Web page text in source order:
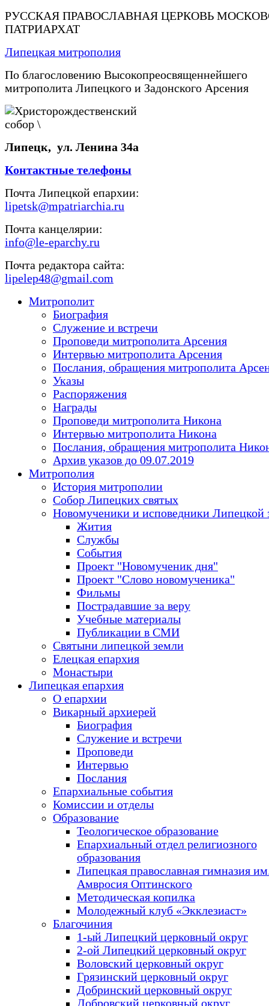
РУССКАЯ ПРАВОСЛАВНАЯ ЦЕРКОВЬ
ПАТРИАРХАТ
Липецкая митрополия
По благословению Высокопреосвященнейшего
митрополита Липецкого и Задонского Арсения
Липецк, ул. Ленина 34а
Контактные телефоны
Почта Липецкой епархии:
lipetsk@mpatriarchia.ru
Почта канцелярии:
info@le-eparchy.ru
Почта редактора сайта:
lipelep48@gmail.com
Митрополит
Биография
Служение и встречи
Проповеди митрополита Арсения
Интервью митрополита Арсения
Послания, обращения митрополита
Указы
Распоряжения
Награды
Проповеди митрополита Никона
Интервью митрополита Никона
Послания, обращения митрополита
Архив указов до 09.07.2019
Митрополия
История митрополии
Собор Липецких святых
Новомученики и исповедники Липецкой
Жития
Службы
События
Проект "Новомученик дня"
Проект "Слово новомученика"
Фильмы
Пострадавшие за веру
Учебные материалы
Публикации в СМИ
Святыни липецкой земли
Елецкая епархия
Монастыри
Липецкая епархия
О епархии
Викарный архиерей
Биография
Служение и встречи
Проповеди
Интервью
Послания
Епархиальные события
Комиссии и отделы
Образование
Теологическое образование
Епархиальный отдел религиозного
образования
Липецкая православная гимназия
Амвросия Оптинского
Методическая копилка
Молодежный клуб «Экклезиаст»
Благочиния
1-ый Липецкий церковный округ
2-ой Липецкий церковный округ
Воловский церковный округ
Грязинский церковный округ
Добринский церковный округ
Добровский церковный округ